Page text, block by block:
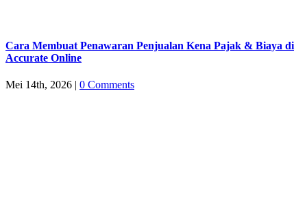
Cara Membuat Penawaran Penjualan Kena Pajak & Biaya di
Accurate Online
Mei 14th, 2026 | 0 Comments